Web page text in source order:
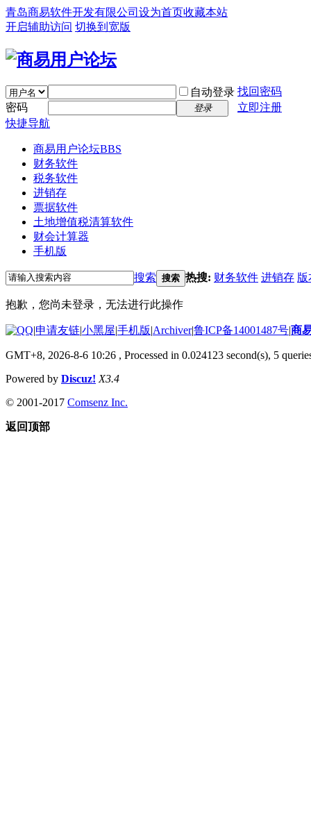
青岛商易软件开发有限公司 设为首页收藏本站
开启辅助访问 切换到宽版
自动登录 找回密码
密码
登录
立即注册
快捷导航
商易用户论坛BBS
财务软件
税务软件
进销存
票据软件
土地增值税清算软件
财会计算器
手机版
搜索 搜索 热搜: 财务软件 进销存 版
抱歉，您尚未登录，无法进行此操作
|申请友链|小黑屋|手机版|Archiver|鲁ICP备14001487号|商
GMT+8, 2026-8-6 10:26 , Processed in 0.024123 second(s), 5
Powered by Discuz! X3.4
© 2001-2017 Comsenz Inc.
返回顶部